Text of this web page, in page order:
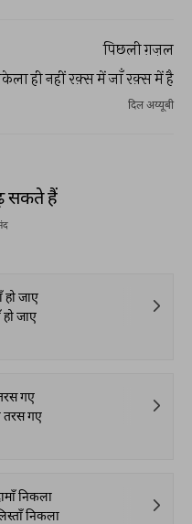
पिछली ग़ज़ल
ही नहीं रक़्स में जाँ रक़्स में है
दिल अय्यूबी
सकते हैं
हो जाए
जाए
गए
तरस गए
निकला
निकला